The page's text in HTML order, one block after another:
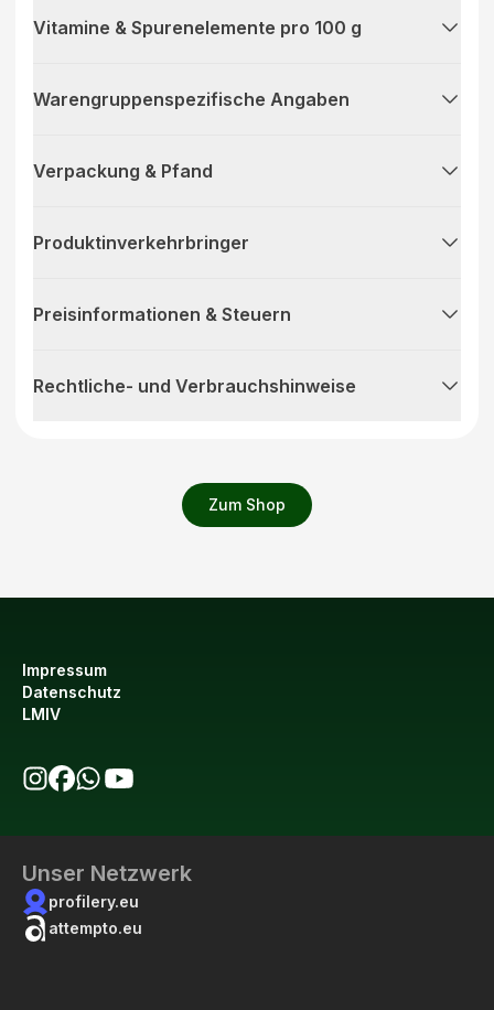
Zum Shop
Vitamine & Spurenelemente pro 100 g
Warengruppenspezifische Angaben
Verpackung & Pfand
Produktinverkehrbringer
Preisinformationen & Steuern
Rechtliche- und Verbrauchshinweise
Impressum
Datenschutz
LMIV
Unser Netzwerk
profilery.eu
attempto.eu